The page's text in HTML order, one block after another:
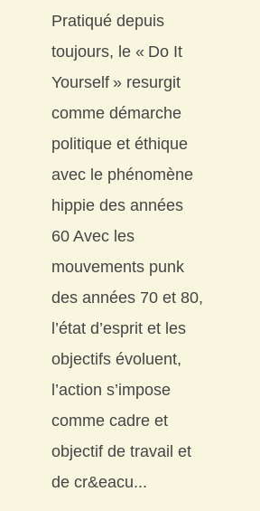
Pratiqué depuis
toujours, le « Do It
Yourself » resurgit
comme démarche
politique et éthique
avec le phénomène
hippie des années
60 Avec les
mouvements punk
des années 70 et 80,
l’état d’esprit et les
objectifs évoluent,
l’action s’impose
comme cadre et
objectif de travail et
de cr&eacu...